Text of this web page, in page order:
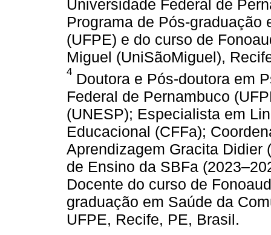
Universidade Federal de
Programa de Pós-graduação
(UFPE) e do curso de
Miguel (UniSãoMiguel),
4 Doutora e Pós-doutora em
Federal de Pernambuco
(UNESP); Especialista em
Educacional (CFFa);
Aprendizagem Gracita Didier
de Ensino da SBFa
Docente do curso de
graduação em Saúde da
UFPE, Recife, PE, Brasil.